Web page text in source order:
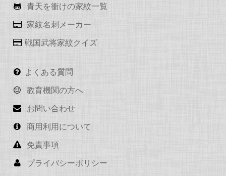
青天を衝けの家紋一覧
家紋名刺メーカー
戦国武将家紋クイズ
よくある質問
教育機関の方へ
お問い合わせ
商用利用について
免責事項
プライバシーポリシー